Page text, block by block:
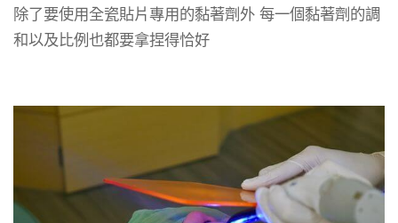
除了要使用全瓷貼片專用的黏著劑外 每一個黏著劑的調
和以及比例也都要拿捏得恰好